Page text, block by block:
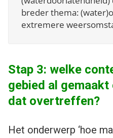
breder thema:
extremere
Stap 3: welke
gebied al gemaakt
dat overtreffen?
Het onderwerp ‘hoe